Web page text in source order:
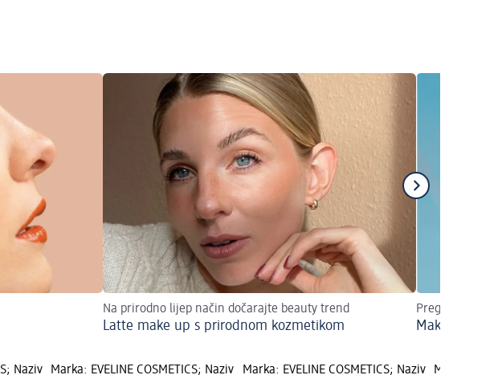
Na prirodno lijep način dočarajte beauty trend
Latte make up s prirodnom kozmetikom
Pregled
Make up
Naziv
Marka: EVELINE COSMETICS; Naziv
Marka: EVELINE COSMETICS; Naziv
Marka: